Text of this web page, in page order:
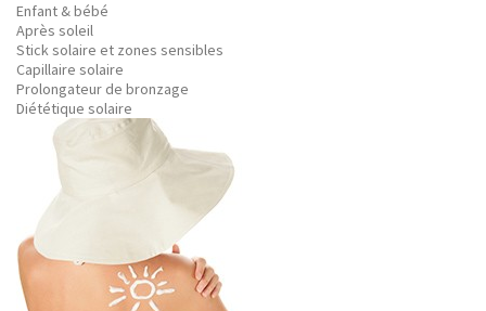
Enfant & bébé
Après soleil
Stick solaire et zones sensibles
Capillaire solaire
Prolongateur de bronzage
Diététique solaire